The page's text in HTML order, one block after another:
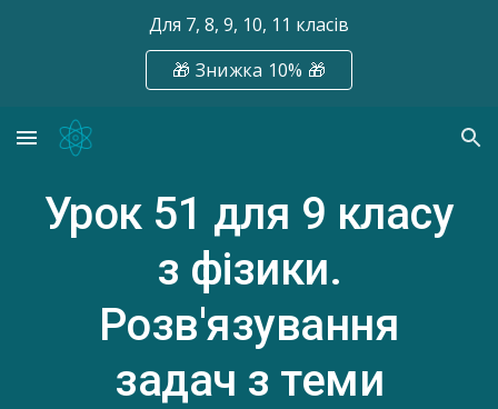
Skip to main content
Для 7, 8, 9, 10, 11 класів
🎁 Знижка 10% 🎁
Урок 51 для 9 класу
з фізики.
Розв'язування
задач з теми